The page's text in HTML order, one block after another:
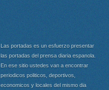
Las portadas es un esfuerzo presentar
las portadas del prensa diaria espanola.
En ese sitio ustedes van a encontrar
periodicos politicos, deportivos,
economicos y locales del mismo dia